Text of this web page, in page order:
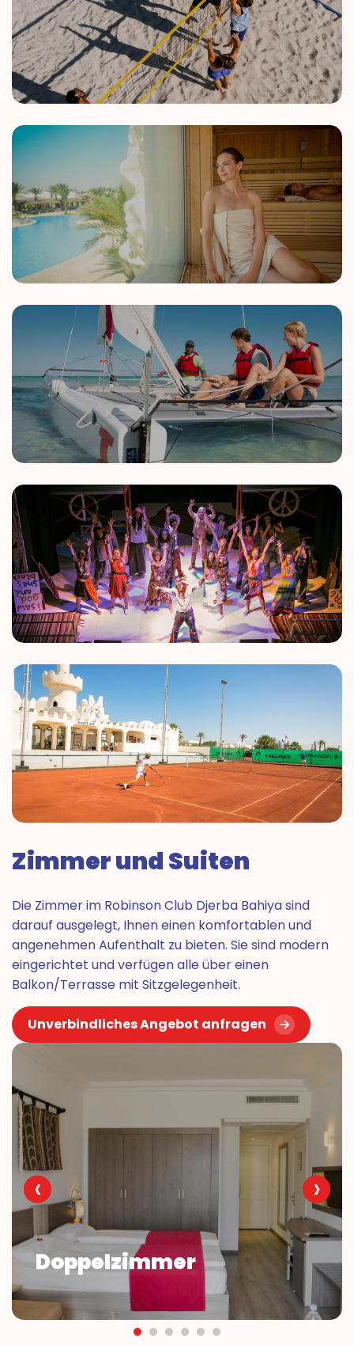
Zimmer und Suiten
Die Zimmer im Robinson Club Djerba Bahiya sind
darauf ausgelegt, Ihnen einen komfortablen und
angenehmen Aufenthalt zu bieten. Sie sind modern
eingerichtet und verfügen alle über einen
Balkon/Terrasse mit Sitzgelegenheit.
Unverbindliches Angebot anfragen
Doppelzimmer
‹ ›